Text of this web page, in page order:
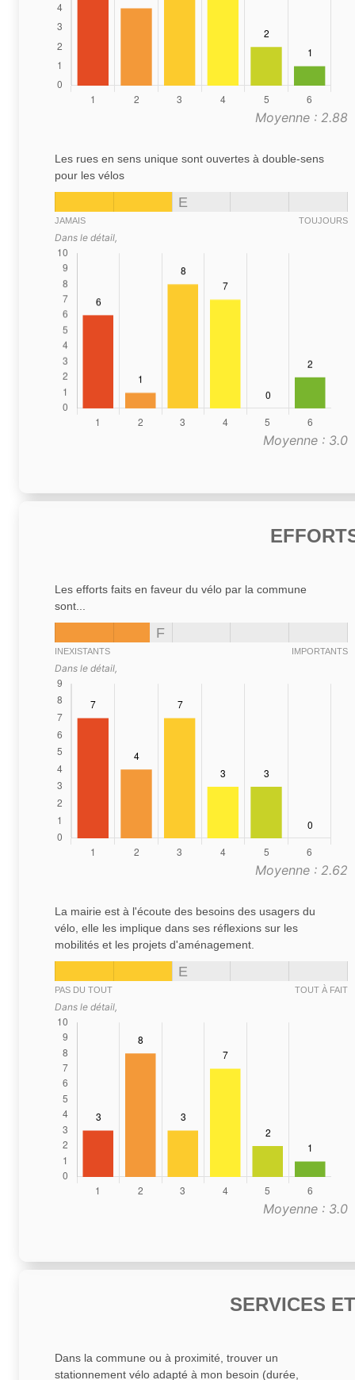
Moyenne : 2.88
Les rues en sens unique sont ouvertes à double-sens
pour les vélos
E
JAMAIS TOUJOURS
Dans le détail,
Moyenne : 3.0
Les efforts faits en faveur du vélo par la commune
sont...
F
INEXISTANTS IMPORTANTS
Dans le détail,
Moyenne : 2.62
La mairie est à l'écoute des besoins des usagers du
vélo, elle les implique dans ses réflexions sur les
mobilités et les projets d'aménagement.
E
PAS DU TOUT TOUT À FAIT
Dans le détail,
Moyenne : 3.0
SERVICES
Dans la commune ou à proximité, trouver un
stationnement vélo adapté à mon besoin (durée,